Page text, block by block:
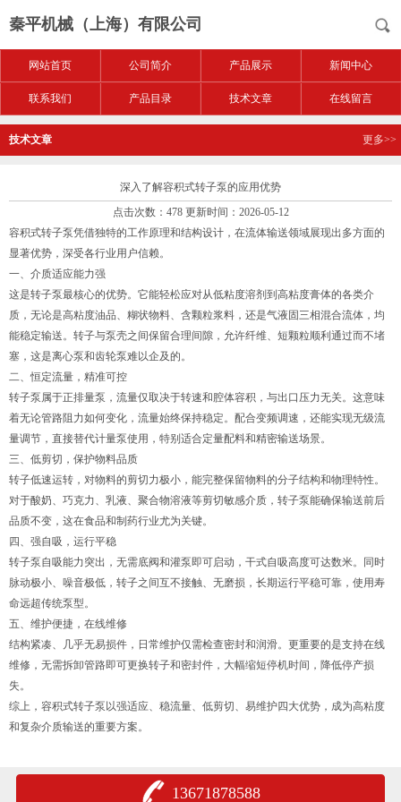
秦平机械（上海）有限公司
网站首页 公司简介 产品展示 新闻中心
联系我们 产品目录 技术文章 在线留言
技术文章 更多>>
深入了解容积式转子泵的应用优势
点击次数：478 更新时间：2026-05-12
容积式转子泵凭借独特的工作原理和结构设计，在流体输送领域展现出多方面的
显著优势，深受各行业用户信赖。
一、介质适应能力强
这是转子泵最核心的优势。它能轻松应对从低粘度溶剂到高粘度膏体的各类介
质，无论是高粘度油品、糊状物料、含颗粒浆料，还是气液固三相混合流体，均
能稳定输送。转子与泵壳之间保留合理间隙，允许纤维、短颗粒顺利通过而不堵
塞，这是离心泵和齿轮泵难以企及的。
二、恒定流量，精准可控
转子泵属于正排量泵，流量仅取决于转速和腔体容积，与出口压力无关。这意味
着无论管路阻力如何变化，流量始终保持稳定。配合变频调速，还能实现无级流
量调节，直接替代计量泵使用，特别适合定量配料和精密输送场景。
三、低剪切，保护物料品质
转子低速运转，对物料的剪切力极小，能完整保留物料的分子结构和物理特性。
对于酸奶、巧克力、乳液、聚合物溶液等剪切敏感介质，转子泵能确保输送前后
品质不变，这在食品和制药行业尤为关键。
四、强自吸，运行平稳
转子泵自吸能力突出，无需底阀和灌泵即可启动，干式自吸高度可达数米。同时
脉动极小、噪音极低，转子之间互不接触、无磨损，长期运行平稳可靠，使用寿
命远超传统泵型。
五、维护便捷，在线维修
结构紧凑、几乎无易损件，日常维护仅需检查密封和润滑。更重要的是支持在线
维修，无需拆卸管路即可更换转子和密封件，大幅缩短停机时间，降低停产损
失。
综上，容积式转子泵以强适应、稳流量、低剪切、易维护四大优势，成为高粘度
和复杂介质输送的重要方案。
13671878588